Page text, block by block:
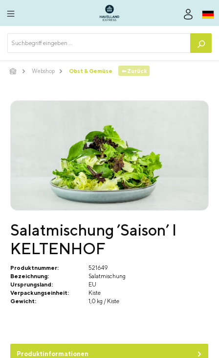
Webshop Obst & Gemüse ⬅ Zurück
Salatmischung ’Saison’ I
KELTENHOF
Produktnummer:
521649
Bezeichnung:
Salatmischung
Ursprungsland:
EU
Verpackungseinheit:
Kiste
Gewicht:
1,0 kg / Kiste
Produktinformationen